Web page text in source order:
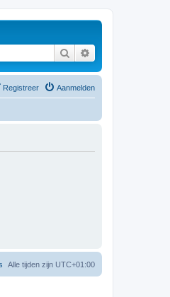
Zoek
Aanmelden
Registreer
Alle tijden zijn UTC+01:00